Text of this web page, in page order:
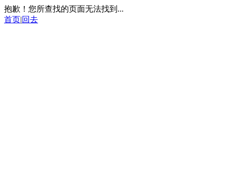
抱歉！您所查找的页面无法找到...
首页|回去